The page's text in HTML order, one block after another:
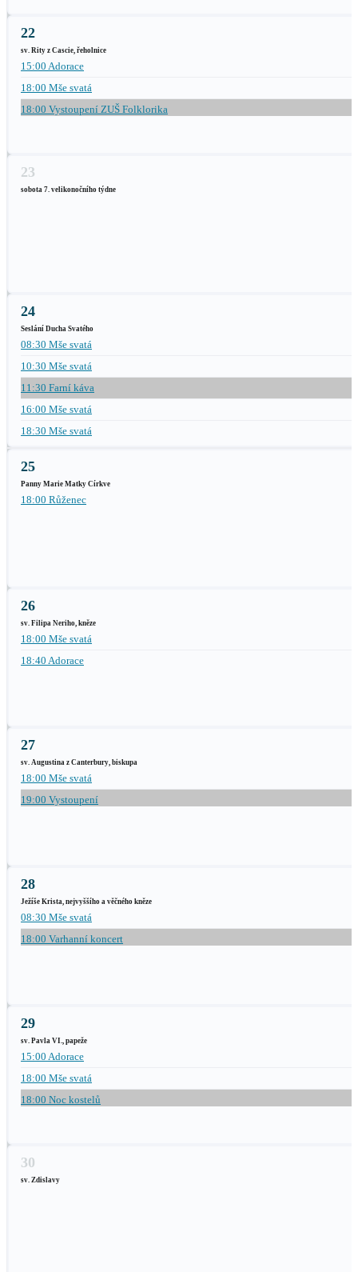
22
sv. Rity z Cascie, řeholnice
15:00 Adorace
18:00 Mše svatá
18:00 Vystoupení ZUŠ Folklorika
23
sobota 7. velikonočního týdne
24
Seslání Ducha Svatého
08:30 Mše svatá
10:30 Mše svatá
11:30 Farní káva
16:00 Mše svatá
18:30 Mše svatá
25
Panny Marie Matky Církve
18:00 Růženec
26
sv. Filipa Neriho, kněze
18:00 Mše svatá
18:40 Adorace
27
sv. Augustina z Canterbury, biskupa
18:00 Mše svatá
19:00 Vystoupení
28
Ježíše Krista, nejvyššího a věčného kněze
08:30 Mše svatá
18:00 Varhanní koncert
29
sv. Pavla VI., papeže
15:00 Adorace
18:00 Mše svatá
18:00 Noc kostelů
30
sv. Zdislavy